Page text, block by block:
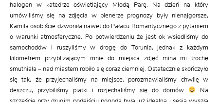
halogen w katedrze oświetlający Młodą Parę. Na dzień na który
umówiliśmy się na zdjęcia w plenerze prognozy były nienajgorsze,
Kamila osobiście dzwoniła nawet do Pałacu Romantycznego z pytaniem
o warunki atmosferyczne. Po potwierdzeniu że jest ok wsiedliśmy do
samochodów i ruszyliśmy w drogę do Torunia, jednak z każdym
kilometrem przybliżającym mnie do miejsca zdjęć mina mi trochę
smutniała – nad miastem robiło się coraz ciemniej. Ostatecznie skończyło
się tak, że przyjechaliśmy na miejsce, porozmawialiśmy chwilę w
deszczu, przybiliśmy piątki i rozjechaliśmy się do domów
Na